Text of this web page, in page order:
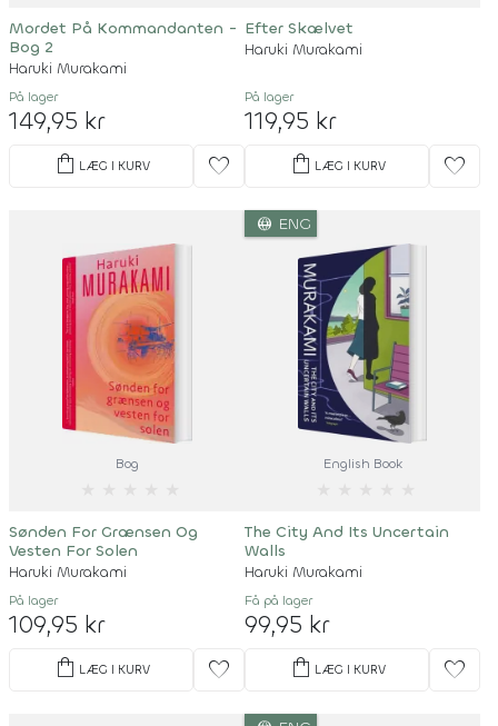
Mordet På Kommandanten -
Bog 2
Haruki Murakami
På lager
149,95 kr
shopping_bag LÆG I KURV favorite
Efter Skælvet
Haruki Murakami
På lager
119,95 kr
shopping_bag LÆG I KURV favorite
Bog
Sønden For Grænsen Og
Vesten For Solen
Haruki Murakami
På lager
109,95 kr
shopping_bag LÆG I KURV favorite
language ENG
English Book
The City And Its Uncertain
Walls
Haruki Murakami
Få på lager
99,95 kr
shopping_bag LÆG I KURV favorite